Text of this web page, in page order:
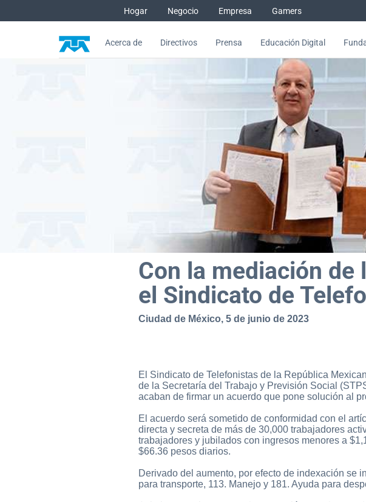
Hogar Negocio Empresa Gamers
Acerca de Directivos Prensa Educación Digital
Con la mediación de la STPS y el
Con la mediación de
el Sindicato de
Ciudad de México, 5 de junio de 2023
El Sindicato de Telefonistas de la República
de la Secretaría del Trabajo y Previsión Social
acaban de firmar un acuerdo que pone solución al
El acuerdo será sometido de conformidad con el
directa y secreta de más de 30,000 trabajadores
trabajadores y jubilados con ingresos menores a
$66.36 pesos diarios.
Derivado del aumento, por efecto de indexación se
para transporte, 113. Manejo y 181. Ayuda para